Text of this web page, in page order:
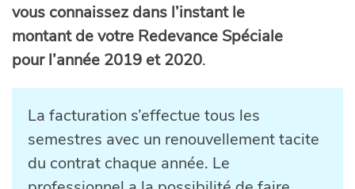
vous connaissez dans l’instant le
montant de votre Redevance Spéciale
pour l’année 2019 et 2020.
La facturation s’effectue tous les
semestres avec un renouvellement tacite
du contrat chaque année. Le